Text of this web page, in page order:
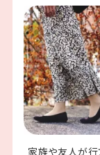
家族や友人が